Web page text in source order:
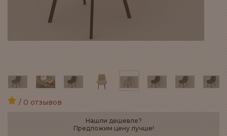
/ 0 отзывов
Нашли дешевле?
Предложим цену лучше!